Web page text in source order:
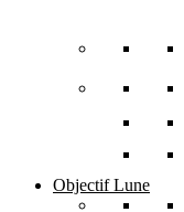
Objectif Lune